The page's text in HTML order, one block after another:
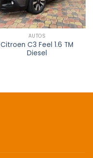
AUTOS
Citroen C3 Feel 1.6 TM
Diesel